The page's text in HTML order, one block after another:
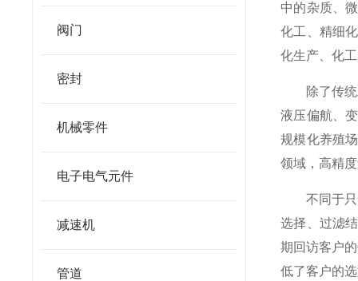
阀门
密封
机械零件
电子电气元件
减速机
管道
中的杂质、
化工、精细
化生产、化
除了传统工
液压偏航、
规模化养殖
领域，高精
不同于只售
选择、过滤
期回访客户
低了客户的